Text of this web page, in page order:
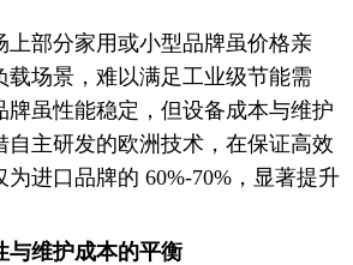
部分家用或小型品牌虽价格亲
载场景，难以满足工业级节能需
牌虽性能稳定，但设备成本与维护
自主研发的欧洲技术，在保证高效
进口品牌的 60%-70%，显著提升
与维护成本的平衡